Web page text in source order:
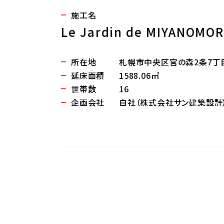
施工名
Le Jardin de
所在地 札幌市中央区宮の森2条7丁
延床面積
1588.06㎡
世帯数
16
企画会社
自社（株式会社サン建築設計）